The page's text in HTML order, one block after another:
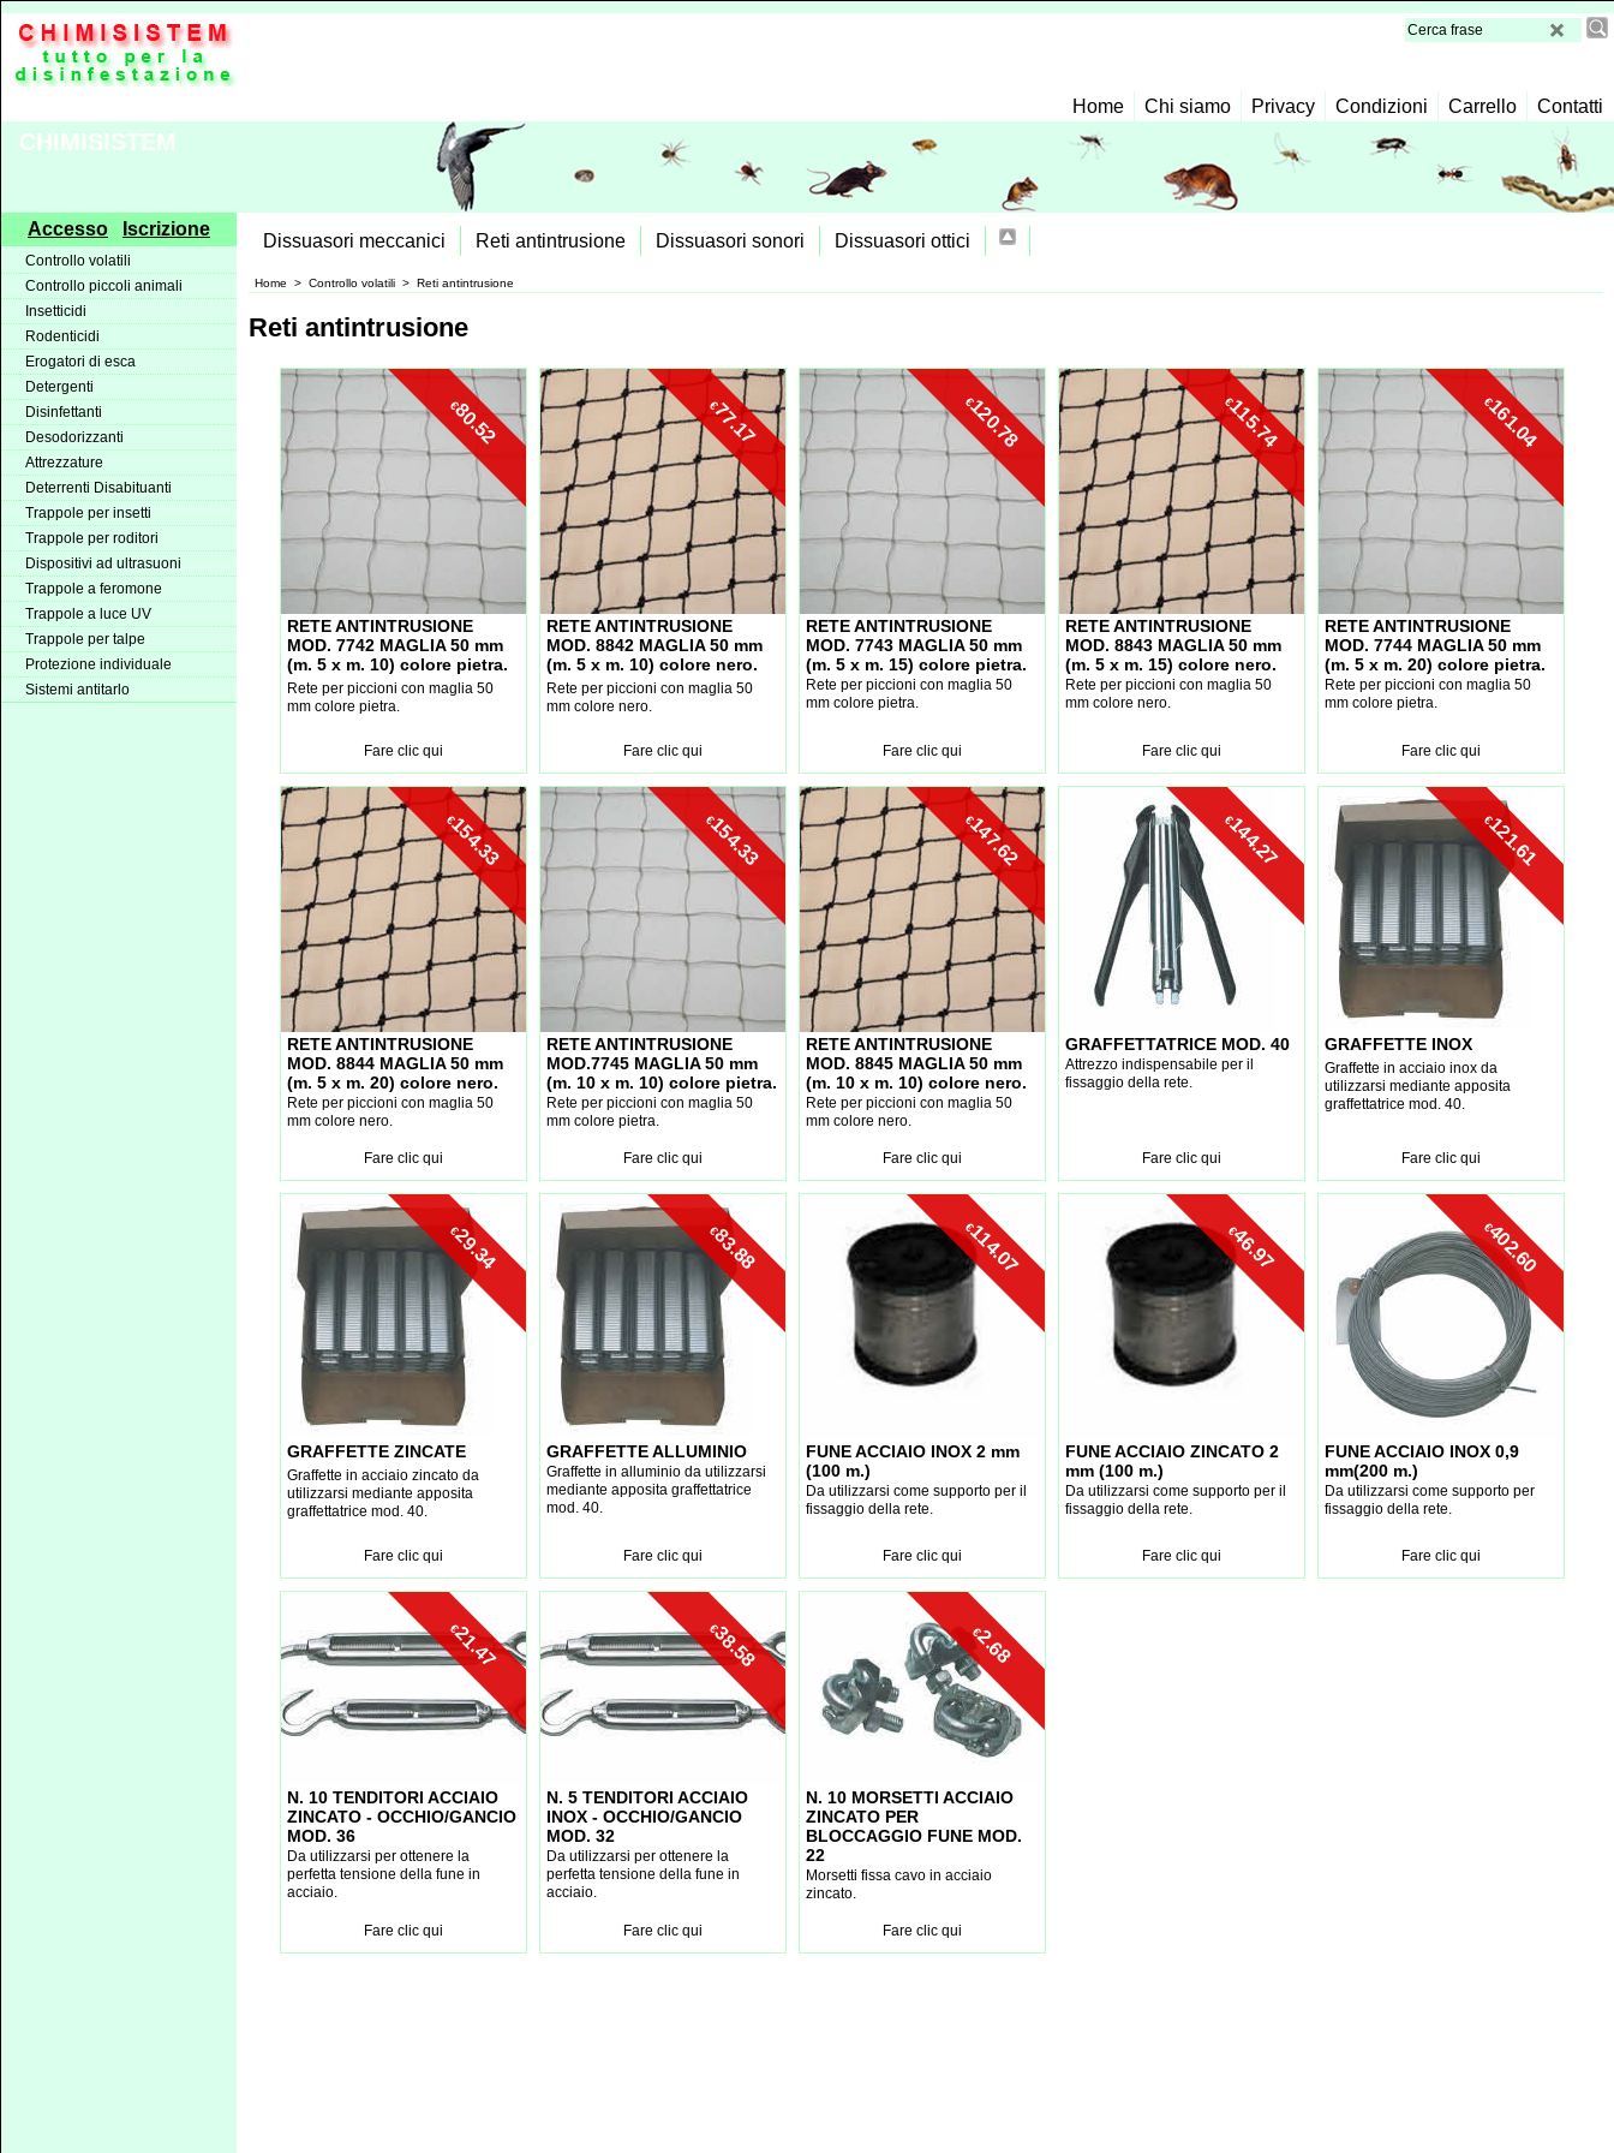
CHIMISISTEM
Home Chi siamo Privacy Condizioni Carrello Contatti
Accesso Iscrizione
Controllo volatili
Controllo piccoli animali
Insetticidi
Rodenticidi
Erogatori di esca
Detergenti
Disinfettanti
Desodorizzanti
Attrezzature
Deterrenti Disabituanti
Trappole per insetti
Trappole per roditori
Dispositivi ad ultrasuoni
Trappole a feromone
Trappole a luce UV
Trappole per talpe
Protezione individuale
Sistemi antitarlo
Dissuasori meccanici Reti antintrusione Dissuasori sonori Dissuasori ottici
Home > Controllo volatili > Reti antintrusione
Reti antintrusione
€
80.52
RETE ANTINTRUSIONE
MOD. 7742 MAGLIA 50 mm
(m. 5 x m. 10) colore pietra.
Rete per piccioni con maglia 50
mm colore pietra.
Fare clic qui
€
77.17
RETE ANTINTRUSIONE
MOD. 8842 MAGLIA 50 mm
(m. 5 x m. 10) colore nero.
Rete per piccioni con maglia 50
mm colore nero.
Fare clic qui
€
120.78
RETE ANTINTRUSIONE
MOD. 7743 MAGLIA 50 mm
(m. 5 x m. 15) colore pietra.
Rete per piccioni con maglia 50
mm colore pietra.
Fare clic qui
€
115.74
RETE ANTINTRUSIONE
MOD. 8843 MAGLIA 50 mm
(m. 5 x m. 15) colore nero.
Rete per piccioni con maglia 50
mm colore nero.
Fare clic qui
€
161.04
RETE ANTINTRUSIONE
MOD. 7744 MAGLIA 50 mm
(m. 5 x m. 20) colore pietra.
Rete per piccioni con maglia 50
mm colore pietra.
Fare clic qui
€
154.33
RETE ANTINTRUSIONE
MOD. 8844 MAGLIA 50 mm
(m. 5 x m. 20) colore nero.
Rete per piccioni con maglia 50
mm colore nero.
Fare clic qui
€
154.33
RETE ANTINTRUSIONE
MOD.7745 MAGLIA 50 mm
(m. 10 x m. 10) colore pietra.
Rete per piccioni con maglia 50
mm colore pietra.
Fare clic qui
€
147.62
RETE ANTINTRUSIONE
MOD. 8845 MAGLIA 50 mm
(m. 10 x m. 10) colore nero.
Rete per piccioni con maglia 50
mm colore nero.
Fare clic qui
€
144.27
GRAFFETTATRICE MOD. 40
Attrezzo indispensabile per il
fissaggio della rete.
Fare clic qui
€
121.61
GRAFFETTE INOX
Graffette in acciaio inox da
utilizzarsi mediante apposita
graffettatrice mod. 40.
Fare clic qui
€
29.34
GRAFFETTE ZINCATE
Graffette in acciaio zincato da
utilizzarsi mediante apposita
graffettatrice mod. 40.
Fare clic qui
€
83.88
GRAFFETTE ALLUMINIO
Graffette in alluminio da utilizzarsi
mediante apposita graffettatrice
mod. 40.
Fare clic qui
€
114.07
FUNE ACCIAIO INOX 2 mm
(100 m.)
Da utilizzarsi come supporto per il
fissaggio della rete.
Fare clic qui
€
46.97
FUNE ACCIAIO ZINCATO 2
mm (100 m.)
Da utilizzarsi come supporto per il
fissaggio della rete.
Fare clic qui
€
402.60
FUNE ACCIAIO INOX 0,9
mm(200 m.)
Da utilizzarsi come supporto per
fissaggio della rete.
Fare clic qui
€
21.47
N. 10 TENDITORI ACCIAIO
ZINCATO - OCCHIO/GANCIO
MOD. 36
Da utilizzarsi per ottenere la
perfetta tensione della fune in
acciaio.
Fare clic qui
€
38.58
N. 5 TENDITORI ACCIAIO
INOX - OCCHIO/GANCIO
MOD. 32
Da utilizzarsi per ottenere la
perfetta tensione della fune in
acciaio.
Fare clic qui
€
2.68
N. 10 MORSETTI ACCIAIO
ZINCATO PER
BLOCCAGGIO FUNE MOD.
22
Morsetti fissa cavo in acciaio
zincato.
Fare clic qui